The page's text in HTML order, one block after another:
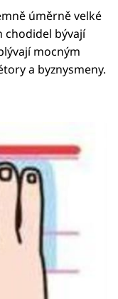
úměrně velké
chodidel bývají
mocným
a byznysmeny.